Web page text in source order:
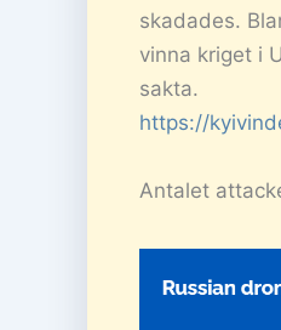
skadades.
vinna kriget i
sakta.
https://
Antalet